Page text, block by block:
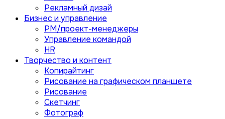
Рекламный дизай
Бизнес и управление
PM/проект-менеджеры
Управление командой
HR
Творчество и контент
Копирайтинг
Рисование на графическом планшете
Рисование
Скетчинг
Фотограф